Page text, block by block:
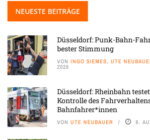
NEUESTE BEITRÄGE
Düsseldorf: Punk-Bahn-
bester Stimmung
VON INGO SIEMES, UTE
2026
Düsseldorf: Rheinbahn
Kontrolle des
Bahnfahrer*innen
VON UTE NEUBAUER 8.